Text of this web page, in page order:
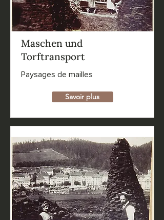
Maschen und
Torftransport
Paysages de mailles
Savoir plus